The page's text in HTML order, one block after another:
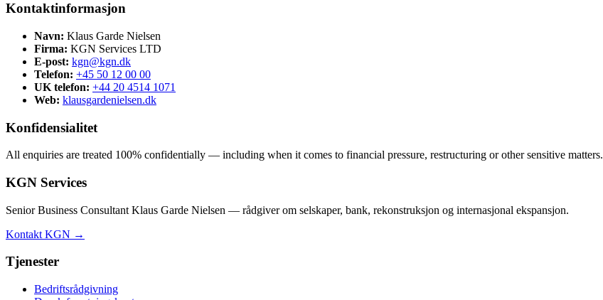
Kontaktinformasjon
Navn: Klaus Garde Nielsen
Firma: KGN Services LTD
E-post: kgn@kgn.dk
Telefon: +45 50 12 00 00
UK telefon: +44 20 4514 1071
Web: klausgardenielsen.dk
Konfidensialitet
All enquiries are treated 100% confidentially — including when it comes to financial pressure, restructuring or other sensitive matters.
KGN Services
Senior Business Consultant Klaus Garde Nielsen — rådgiver om selskaper, bank, rekonstruksjon og internasjonal ekspansjon.
Kontakt KGN →
Tjenester
Bedriftsrådgivning